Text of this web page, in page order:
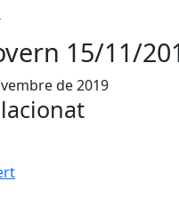
15/11/
de 2019